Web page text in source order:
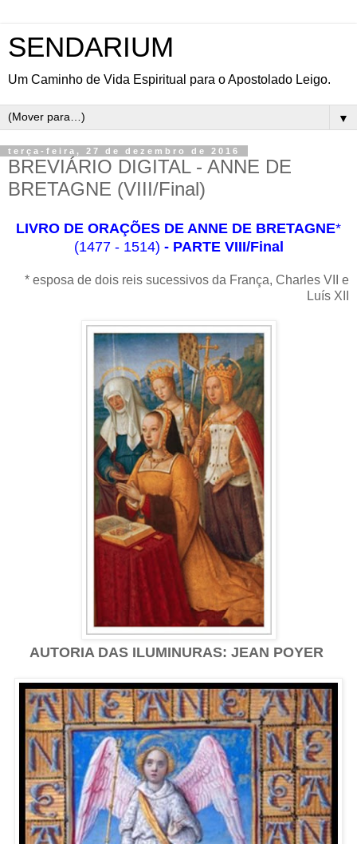
SENDARIUM
Um Caminho de Vida Espiritual para o Apostolado Leigo.
▼
terça-feira, 27 de dezembro de 2016
BREVIÁRIO DIGITAL - ANNE DE
BRETAGNE (VIII/Final)
LIVRO DE ORAÇÕES DE ANNE DE BRETAGNE*
(1477 - 1514) - PARTE VIII/Final
* esposa de dois reis sucessivos da França, Charles VII e
Luís XII
AUTORIA DAS ILUMINURAS: JEAN POYER